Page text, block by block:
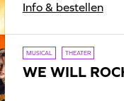
Info & bestellen
MUSICAL THEATER
WE WILL